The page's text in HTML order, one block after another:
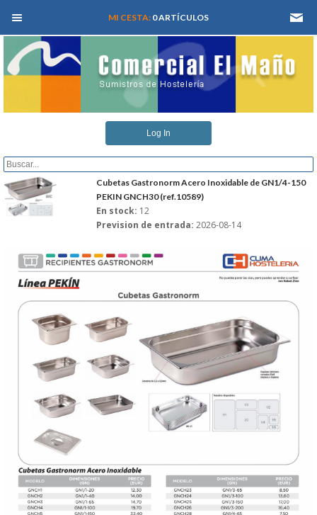
MEN� PRINCIPAL
QUIENES SOMOS
CATALOGOS
REFORMAS Y PROYECTOS
REGISTRARSE
SERVICIO TECNICO
DONDE ESTAMOS
PRODUCTOS EN OFERTAS
ALMACEN Y TRANSPORTE
COMPLEMENTOS DE BA�O
COMPLEMENTOS DE MESA
CRISTALERIA
MI CESTA: 0 ARTÍCULOS
Log In
Cubetas Gastronorm Acero Inoxidable de GN1/4-150
PEKIN GNCH30 (ref.10589)
En stock: 12
Prevision de entrada: 2026-08-14